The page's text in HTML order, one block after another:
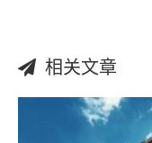
相关文章